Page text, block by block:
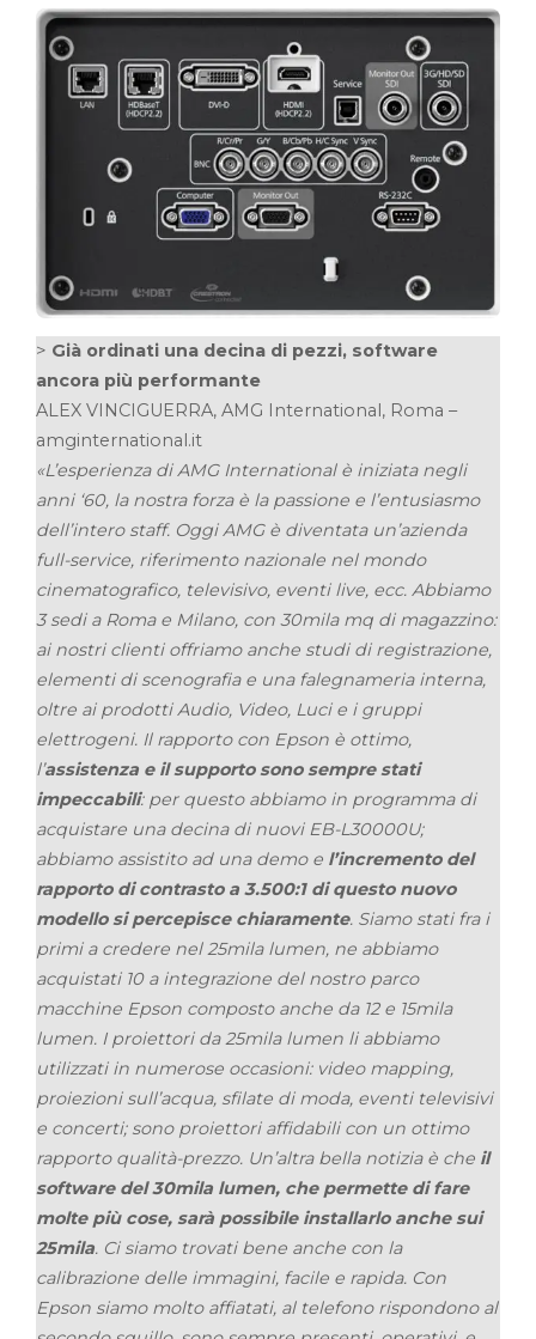
> Già ordinati una decina di pezzi, software
ancora più performante
ALEX VINCIGUERRA, AMG International, Roma –
amginternational.it
«L’esperienza di AMG International è iniziata negli
anni ‘60, la nostra forza è la passione e l’entusiasmo
dell’intero staff. Oggi AMG è diventata un’azienda
full-service, riferimento nazionale nel mondo
cinematografico, televisivo, eventi live, ecc. Abbiamo
3 sedi a Roma e Milano, con 30mila mq di magazzino:
ai nostri clienti offriamo anche studi di registrazione,
elementi di scenografia e una falegnameria interna,
oltre ai prodotti Audio, Video, Luci e i gruppi
elettrogeni. Il rapporto con Epson è ottimo,
l’assistenza e il supporto sono sempre stati
impeccabili: per questo abbiamo in programma di
acquistare una decina di nuovi EB-L30000U;
abbiamo assistito ad una demo e l’incremento del
rapporto di contrasto a 3.500:1 di questo nuovo
modello si percepisce chiaramente. Siamo stati fra i
primi a credere nel 25mila lumen, ne abbiamo
acquistati 10 a integrazione del nostro parco
macchine Epson composto anche da 12 e 15mila
lumen. I proiettori da 25mila lumen li abbiamo
utilizzati in numerose occasioni: video mapping,
proiezioni sull’acqua, sfilate di moda, eventi televisivi
e concerti; sono proiettori affidabili con un ottimo
rapporto qualità-prezzo. Un’altra bella notizia è che il
software del 30mila lumen, che permette di fare
molte più cose, sarà possibile installarlo anche sui
25mila. Ci siamo trovati bene anche con la
calibrazione delle immagini, facile e rapida. Con
Epson siamo molto affiatati, al telefono rispondono al